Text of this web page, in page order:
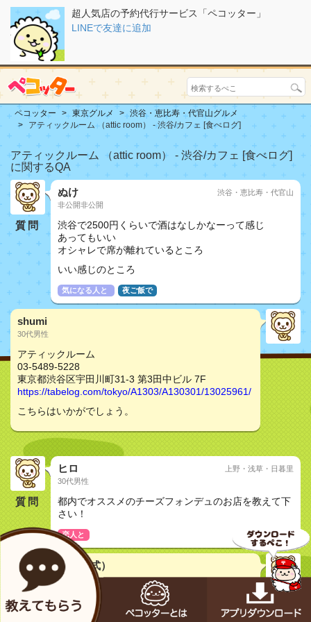
超人気店の予約代行サービス「ペコッター」
LINEで友達に追加
ペコッター 東京グルメ
渋谷・恵比寿・代官山グルメ
アティックルーム （attic room） - 渋谷/カフェ [食べログ]
アティックルーム （attic room） - 渋谷/カフェ [食べログ]
に関するQA
質問
ぬけ
非公開非公開
渋谷・恵比寿・代官山
渋谷で2500円くらいで酒はなしかなーって感じ
あってもいい
オシャレで席が離れているところ
いい感じのところ
気になる人と 夜ご飯で
shumi
30代男性
アティックルーム
03-5489-5228
東京都渋谷区宇田川町31-3 第3田中ビル 7F
https://tabelog.com/tokyo/A1303/A130301/13025961/
こちらはいかがでしょう。
質問
ヒロ
30代男性
上野・浅草・日暮里
都内でオススメのチーズフォンデュのお店を教えて下
さい！
恋人と
メカペコ君（公式）
初号機（学習中）
pecopeco...
コチラをオススメするペコ